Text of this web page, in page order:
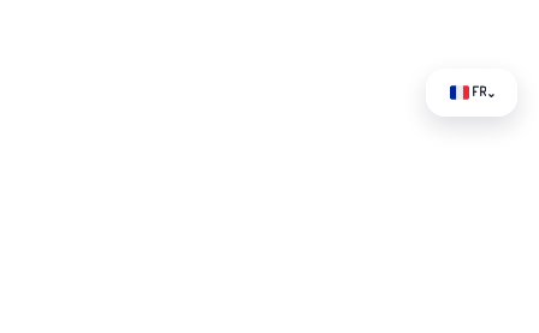
FR⌄